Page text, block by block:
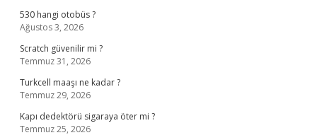
530 hangi otobüs ?
Ağustos 3, 2026
Scratch güvenilir mi ?
Temmuz 31, 2026
Turkcell maaşı ne kadar ?
Temmuz 29, 2026
Kapı dedektörü sigaraya öter mi ?
Temmuz 25, 2026